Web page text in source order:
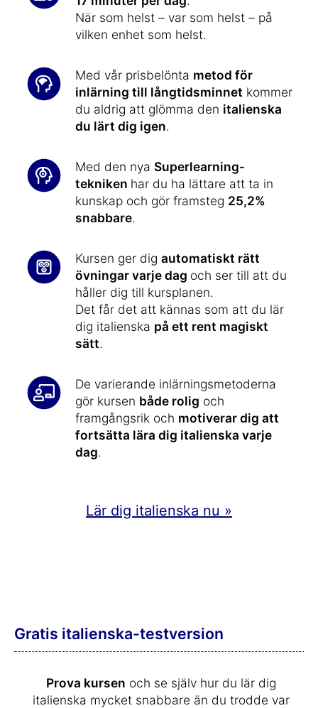
När som helst – var som helst – på
vilken enhet som helst.
Med vår prisbelönta metod för
inlärning till långtidsminnet kommer
du aldrig att glömma den italienska
du lärt dig igen.
Med den nya Superlearning-
tekniken har du ha lättare att ta in
kunskap och gör framsteg 25,2%
snabbare.
Kursen ger dig automatiskt rätt
övningar varje dag och ser till att du
håller dig till kursplanen.
Det får det att kännas som att du lär
dig italienska på ett rent magiskt
sätt.
De varierande inlärningsmetoderna
gör kursen både rolig och
framgångsrik och motiverar dig att
fortsätta lära dig italienska varje
dag.
Lär dig italienska nu »
Gratis italienska-testversion
Prova kursen och se själv hur du lär dig
italienska mycket snabbare än du trodde var